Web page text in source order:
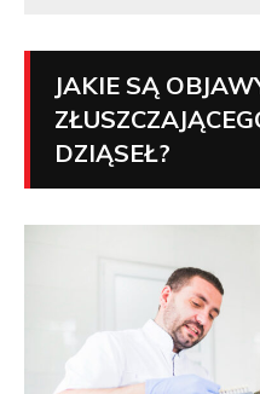
JAKIE SĄ
DZIĄSEŁ?